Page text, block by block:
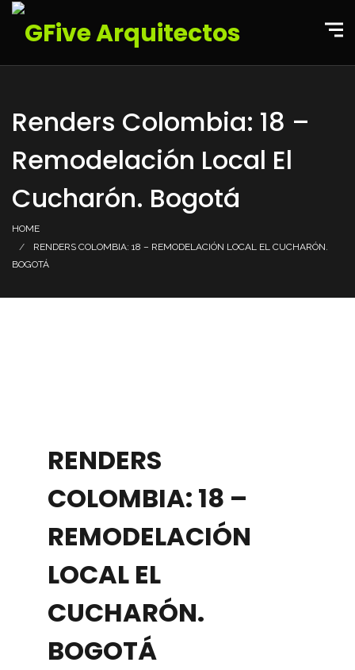
Renders Colombia: 18 –
Remodelación Local El
Cucharón. Bogotá
HOME
RENDERS COLOMBIA: 18 – REMODELACIÓN LOCAL EL CUCHARÓN.
BOGOTÁ
RENDERS
COLOMBIA: 18 –
REMODELACIÓN
LOCAL EL
CUCHARÓN.
BOGOTÁ